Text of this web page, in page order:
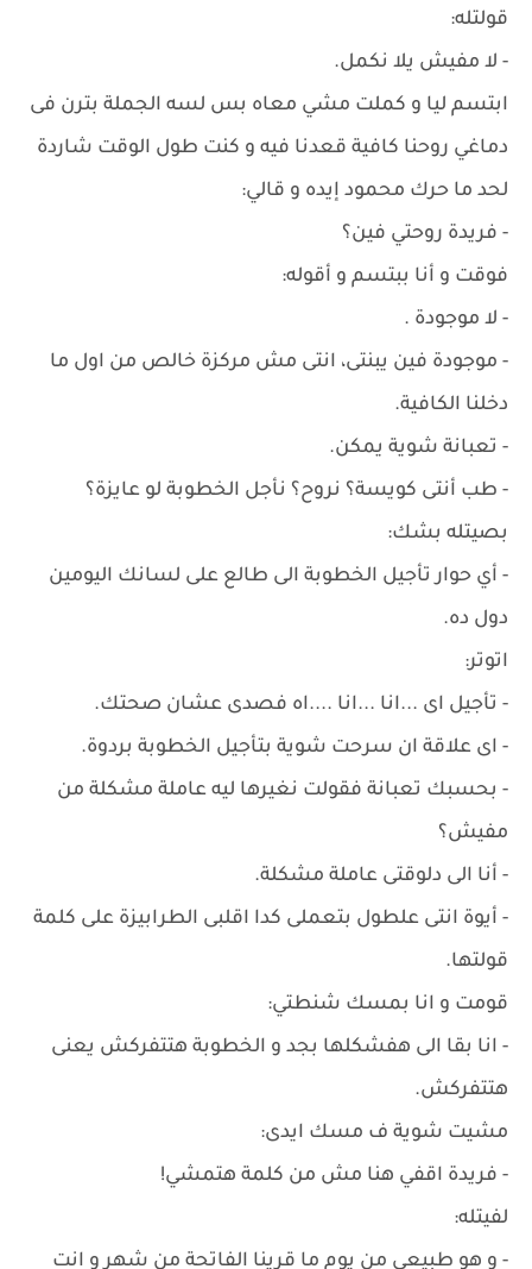
قولتله:
- لا مفيش يلا نكمل.
ابتسم ليا و كملت مشي معاه بس لسه الجملة بترن فى
دماغي روحنا كافية قعدنا فيه و كنت طول الوقت شاردة
لحد ما حرك محمود إيده و قالي:
- فريدة روحتي فين؟
فوقت و أنا ببتسم و أقوله:
- لا موجودة .
- موجودة فين يبنتى، انتى مش مركزة خالص من اول ما
دخلنا الكافية.
- تعبانة شوية يمكن.
- طب أنتى كويسة؟ نروح؟ نأجل الخطوبة لو عايزة؟
بصيتله بشك:
- أي حوار تأجيل الخطوبة الى طالع على لسانك اليومين
دول ده.
اتوتر:
- تأجيل اى ...انا ...انا ....اه فصدى عشان صحتك.
- اى علاقة ان سرحت شوية بتأجيل الخطوبة بردوة.
- بحسبك تعبانة فقولت نغيرها ليه عاملة مشكلة من
مفيش؟
- أنا الى دلوقتى عاملة مشكلة.
- أيوة انتى علطول بتعملى كدا اقلبى الطرابيزة على كلمة
قولتها.
قومت و انا بمسك شنطتي:
- انا بقا الى هفشكلها بجد و الخطوبة هتتفركش يعنى
هتتفركش.
مشيت شوية ف مسك ايدى:
- فريدة اقفي هنا مش من كلمة هتمشي!
لفيتله:
- و هو طبيعي من يوم ما قرينا الفاتحة من شهر و انت